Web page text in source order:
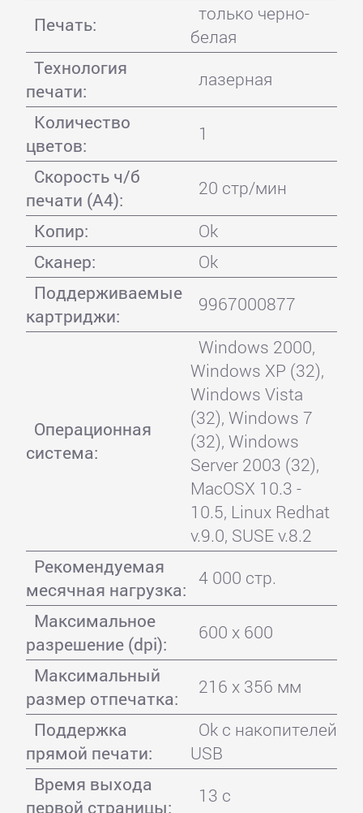
Печать:
только черно-
белая
Технология
печати:
лазерная
Количество
цветов:
1
Скорость ч/б
печати (А4):
20 стр/мин
Копир:
Ok
Сканер:
Ok
Поддерживаемые
картриджи:
9967000877
Операционная
система:
Windows 2000,
Windows XP (32),
Windows Vista
(32), Windows 7
(32), Windows
Server 2003 (32),
MacOSX 10.3 -
10.5, Linux Redhat
v.9.0, SUSE v.8.2
Рекомендуемая
месячная нагрузка:
4 000 стр.
Максимальное
разрешение (dpi):
600 x 600
Максимальный
размер отпечатка:
216 x 356 мм
Поддержка
прямой печати:
Ok с накопителей
USB
Время выхода
первой страницы:
13 с